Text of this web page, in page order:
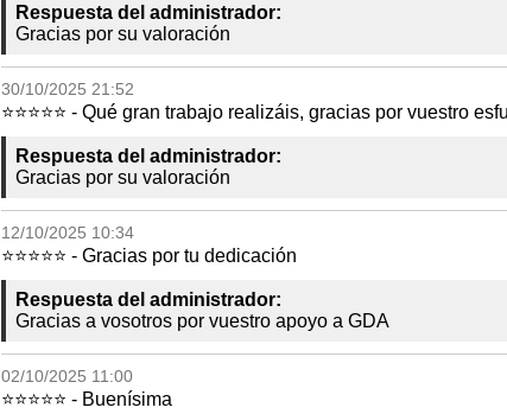
Respuesta del administrador:
Gracias por su valoración
30/10/2025 21:52
⭐⭐⭐⭐⭐ - Qué gran trabajo realizáis, gracias por vuestro
Respuesta del administrador:
Gracias por su valoración
12/10/2025 10:34
⭐⭐⭐⭐⭐ - Gracias por tu dedicación
Respuesta del administrador:
Gracias a vosotros por vuestro apoyo a GDA
02/10/2025 11:00
⭐⭐⭐⭐⭐ - Buenísima